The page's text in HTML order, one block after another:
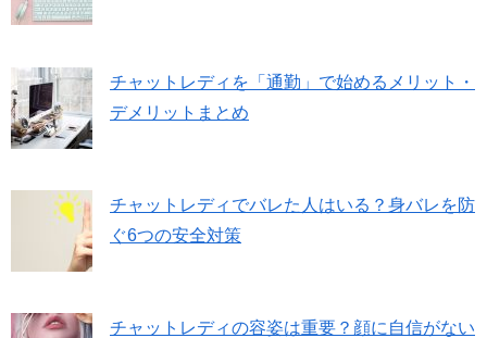
チャットレディを「通勤」で始めるメリット・
デメリットまとめ
チャットレディでバレた人はいる？身バレを防
ぐ6つの安全対策
チャットレディの容姿は重要？顔に自信がない